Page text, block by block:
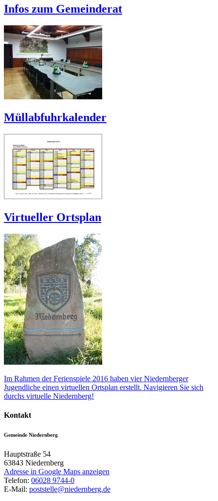
Infos zum Gemeinderat
Müllabfuhrkalender
Virtueller Ortsplan
Im Rahmen der Ferienspiele 2016 haben vier Niedernberger
Jugendliche einen virtuellen Ortsplan erstellt. Navigieren Sie sich
durchs virtuelle Niedernberg!
Kontakt
Gemeinde Niedernberg
Hauptstraße 54
63843 Niedernberg
Adresse in Google Maps anzeigen
Telefon: 06028 9744-0
E-Mail: poststelle@niedernberg.de